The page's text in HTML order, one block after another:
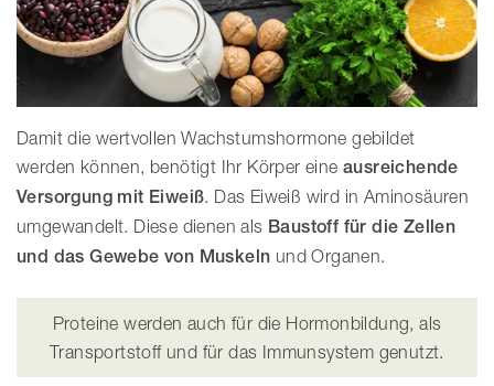
Damit die wertvollen Wachstumshormone gebildet
werden können, benötigt Ihr Körper eine ausreichende
Versorgung mit Eiweiß. Das Eiweiß wird in Aminosäuren
umgewandelt. Diese dienen als Baustoff für die Zellen
und das Gewebe von Muskeln und Organen.
Proteine werden auch für die Hormonbildung, als
Transportstoff und für das Immunsystem genutzt.